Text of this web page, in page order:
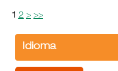
1 2 > >>
Idioma